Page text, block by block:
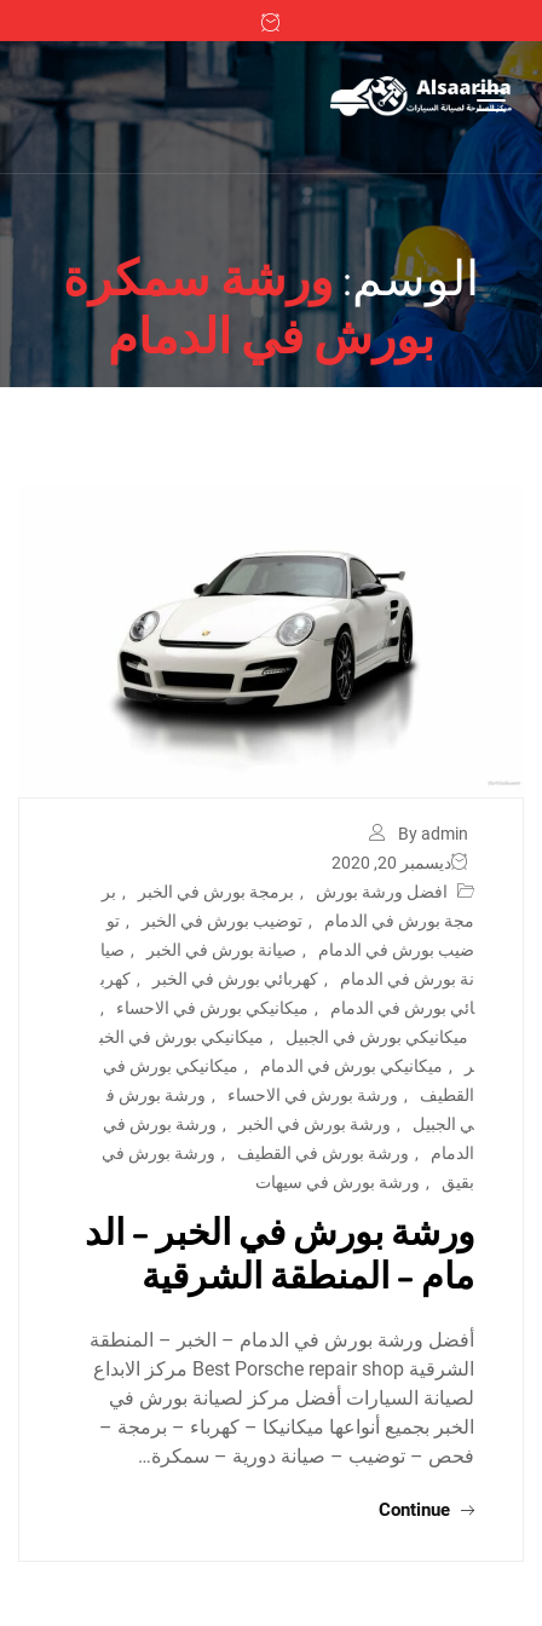
الوسم: ورشة سمكرة
بورش في الدمام
By admin
ديسمبر 20, 2020
افضل ورشة بورش
, برمجة بورش في الخبر , بر
مجة بورش في الدمام
, توضيب بورش في الخبر , تو
ضيب بورش في الدمام
, صيانة بورش في الخبر , صيا
نة بورش في الدمام
, كهربائي بورش في الخبر , كهرب
ائي بورش في الدمام
, ميكانيكي بورش في الاحساء
,
ميكانيكي بورش في الجبيل
, ميكانيكي بورش في الخب
ر
, ميكانيكي بورش في الدمام , ميكانيكي بورش في
القطيف
, ورشة بورش في الاحساء , ورشة بورش ف
ي الجبيل
, ورشة بورش في الخبر , ورشة بورش في
الدمام
, ورشة بورش في القطيف , ورشة بورش في
بقيق
, ورشة بورش في سيهات
ورشة بورش في الخبر – الد
مام – المنطقة الشرقية
أفضل ورشة بورش في الدمام – الخبر – المنطقة
الشرقية Best Porsche repair shop مركز الابداع
لصيانة السيارات أفضل مركز لصيانة بورش في
الخبر بجميع أنواعها ميكانيكا – كهرباء – برمجة –
فحص – توضيب – صيانة دورية – سمكرة…
Continue